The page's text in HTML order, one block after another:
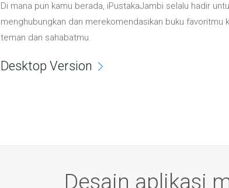
Di mana pun kamu berada, iPustakaJambi selalu hadir
menghubungkan dan merekomendasikan buku favoritmu
teman dan sahabatmu.
Desktop Version
Desain aplikasi